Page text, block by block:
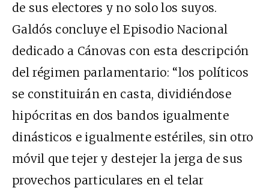
de sus electores y no solo los suyos.
Galdós concluye el Episodio Nacional
dedicado a Cánovas con esta descripción
del régimen parlamentario: “los políticos
se constituirán en casta, dividiéndose
hipócritas en dos bandos igualmente
dinásticos e igualmente estériles, sin otro
móvil que tejer y destejer la jerga de sus
provechos particulares en el telar